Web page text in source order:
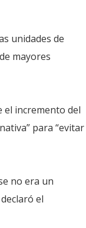
unidades de
mayores
el incremento del
para “evitar
no era un
el